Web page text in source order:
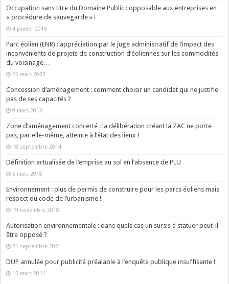
Occupation sans titre du Domaine Public : opposable aux entreprises en
« procédure de sauvegarde » !
4 janvier 2016
Parc éolien (ENR) : appréciation par le juge administratif de l’impact des
inconvénients de projets de construction d’éoliennes sur les commodités
du voisinage…
25 mars 2023
Concession d’aménagement : comment choisir un candidat qui ne justifie
pas de ses capacités ?
9 mars 2016
Zone d’aménagement concerté : la délibération créant la ZAC ne porte
pas, par elle-même, atteinte à l’état des lieux !
18 septembre 2014
Définition actualisée de l’emprise au sol en l’absence de PLU
5 mars 2018
Environnement : plus de permis de construire pour les parcs éoliens mais
respect du code de l’urbanisme !
19 novembre 2018
Autorisation environnementale : dans quels cas un sursis à statuer peut-il
être opposé ?
21 septembre 2021
DUP annulée pour publicité préalable à l’enquête publique insuffisante !
15 mars 2011